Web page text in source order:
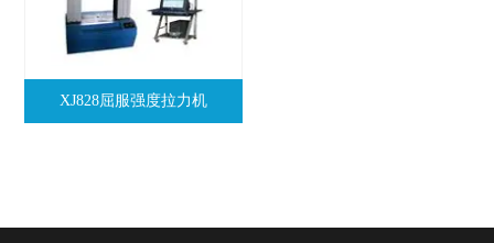
XJ828屈服强度拉力机